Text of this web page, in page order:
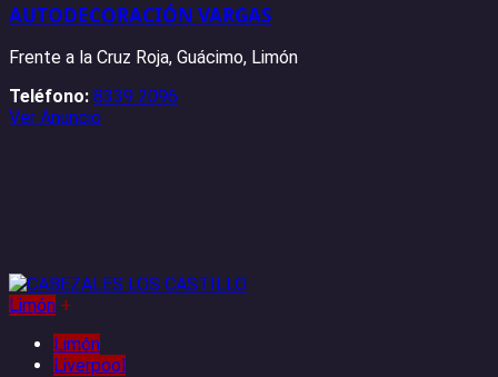
AUTODECORACIÓN VARGAS
Frente a la Cruz Roja, Guácimo, Limón
Teléfono: 8339 2096
Ver Anuncio
Limón +
Limón
Liverpool